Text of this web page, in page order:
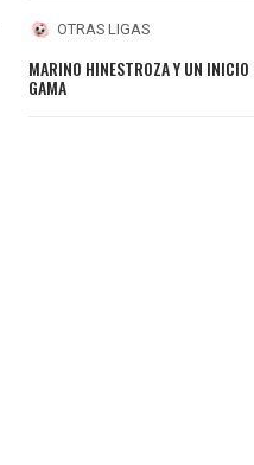
OTRAS LIGAS
MARINO HINESTROZA Y UN
GAMA